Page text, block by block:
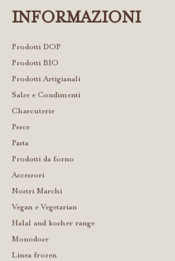
INFORMAZIONI
Prodotti DOP
Prodotti BIO
Prodotti Artigianali
Salse e Condimenti
Charcuterie
Pesce
Pasta
Prodotti da forno
Accessori
Nostri Marchi
Vegan e Vegetarian
Halal and kosher range
Monodose
Linea frozen